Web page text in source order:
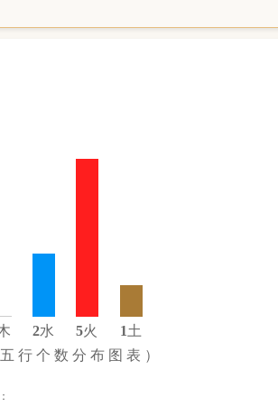
2水 5火 1土
五 行 个 数 分 布 图 表 ）